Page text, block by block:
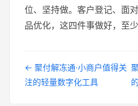
位、坚持做。客户登记、面
品优化，这四件事做好，至
← 聚付解冻通·小商户值得关
注的轻量数字化工具